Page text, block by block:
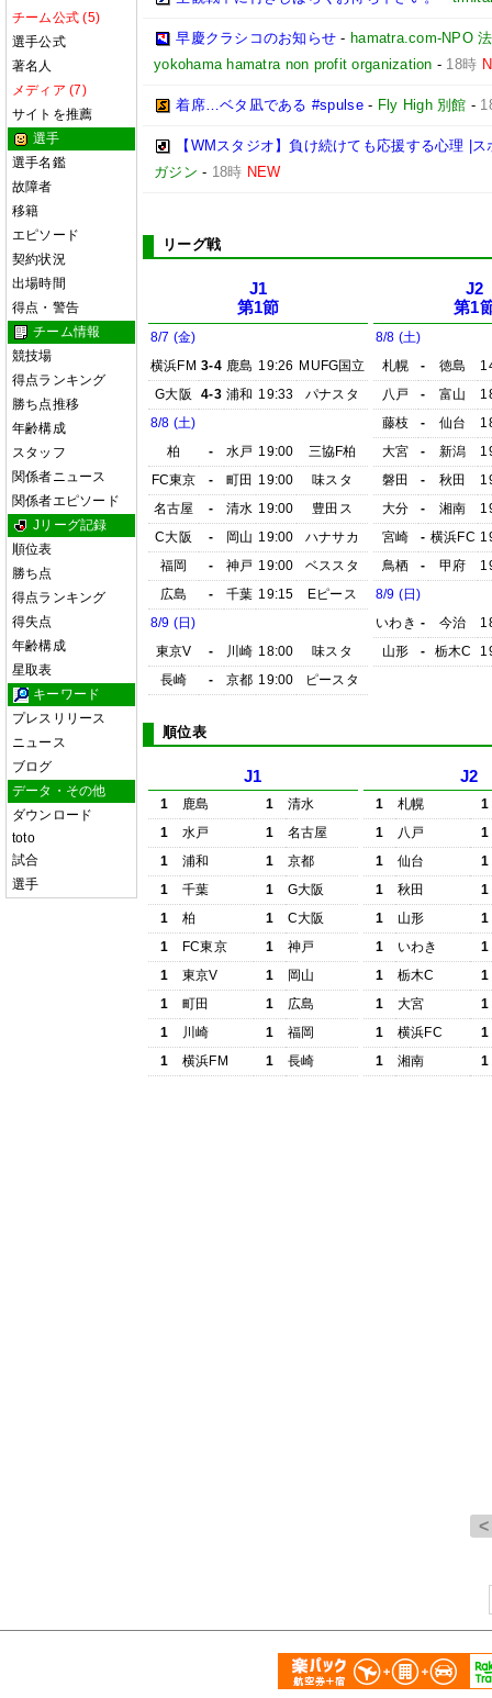
チーム公式 (5)
選手公式
著名人
メディア (7)
サイトを推薦
選手
選手名鑑
故障者
移籍
エピソード
契約状況
出場時間
得点・警告
チーム情報
競技場
得点ランキング
勝ち点推移
年齢構成
スタッフ
関係者ニュース
関係者エピソード
Jリーグ記録
順位表
勝ち点
得点ランキング
得失点
年齢構成
星取表
キーワード
プレスリリース
ニュース
ブログ
データ・その他
ダウンロード
toto
試合
選手
早慶クラシコのお知らせ - hamatra.com-NPO
yokohama hamatra non profit organization - 18時
着席…ベタ凪である #spulse- Fly High 別館 -
【WMスタジオ】負け続けても応援する心理 |
ガジン - 18時 NEW
リーグ戦
J1
第1節
8/7 (金)
横浜FM 3-4 鹿島 19:26 MUFG国立
G大阪
4-3 浦和 19:33
パナスタ
8/8 (土)
柏
- 水戸 19:00
三協F柏
FC東京
- 町田 19:00
味スタ
名古屋
- 清水 19:00
豊田ス
C大阪
- 岡山 19:00
ハナサカ
福岡
- 神戸 19:00
ベススタ
広島
- 千葉 19:15
Eピース
8/9 (日)
東京V
- 川崎 18:00
味スタ
長崎
- 京都 19:00 ピースタ
J2
第1
8/8 (土)
札幌
- 徳島
八戸
- 富山
藤枝
- 仙台
大宮
- 新潟
磐田
- 秋田
大分
- 湘南
宮崎
- 横浜FC
鳥栖
- 甲府
8/9 (日)
いわき - 今治
山形
- 栃木C
順位表
J1
1 鹿島 1
清水
1
水戸 1
名古屋
1
浦和 1
京都
1
千葉 1
G大阪
1
柏 1
C大阪
1
FC東京 1
神戸
1
東京V 1
岡山
1
町田 1
広島
1
川崎 1
福岡
1
横浜FM 1 長崎
J2
1 札幌
1
1
八戸
1
1
仙台
1
1
秋田
1
1
山形
1
1
いわき
1
1
栃木C
1
1
大宮
1
1
横浜FC
1
1
湘南 1